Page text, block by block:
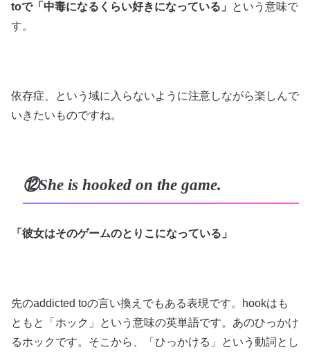
toで「中毒になるくらい好きになっている」
という意味で
す。
依存症、という域に入らないように注意しながら楽しんで
いきたいものですね。
⑫She is hooked on the game.
「彼女はそのゲームのとりこになっている」
先のaddicted toの言い換えでもある表現です。hookはも
ともと「ホック」という意味の英単語です。あのひっかけ
るホックです。そこから、「ひっかける」という動詞とし